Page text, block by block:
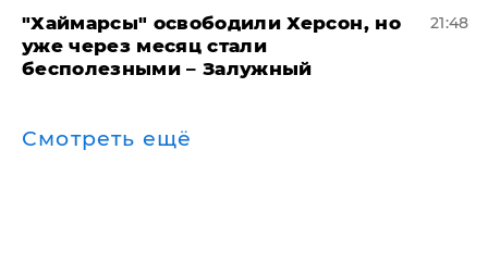
"Хаймарсы" освободили Херсон, но
уже через месяц стали
бесполезными – Залужный
21:48
Смотреть ещё